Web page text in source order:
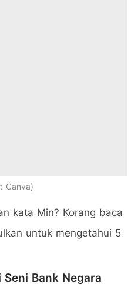
Canva
kata Min? Korang baca
untuk mengetahui 5
Bank Negara